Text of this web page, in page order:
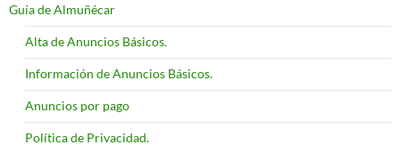
Guía de Almuñécar
Alta de Anuncios Básicos.
Información de Anuncios Básicos.
Anuncios por pago
Política de Privacidad.